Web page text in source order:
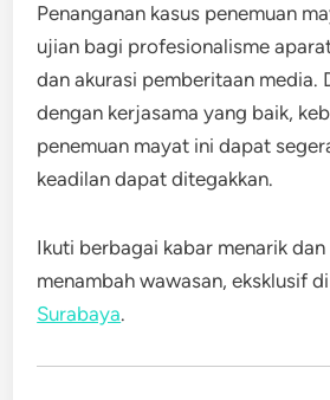
Penanganan kasus penemuan
ujian bagi profesionalisme
dan akurasi pemberitaan media.
dengan kerjasama yang baik,
penemuan mayat ini dapat
keadilan dapat ditegakkan.
Ikuti berbagai kabar menarik
menambah wawasan, eksklusif di
Surabaya.